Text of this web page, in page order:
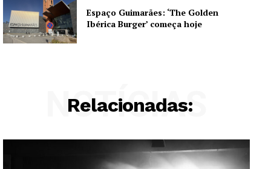
Publicidade
Quero ser Assinante
Espaço Guimarães: ‘The Golden
Ibérica Burger’ começa hoje
Relacionadas:
NOTÍCIAS